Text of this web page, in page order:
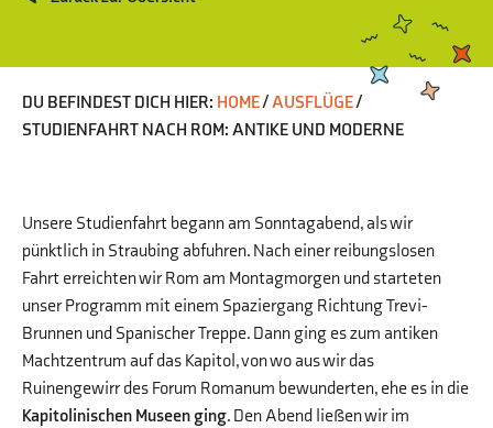
DU BEFINDEST DICH HIER: HOME/AUSFLÜGE/
STUDIENFAHRT NACH ROM: ANTIKE UND MODERNE
Unsere Studienfahrt begann am Sonntagabend, als wir
pünktlich in Straubing abfuhren. Nach einer reibungslosen
Fahrt erreichten wir Rom am Montagmorgen und starteten
unser Programm mit einem Spaziergang Richtung Trevi-
Brunnen und Spanischer Treppe. Dann ging es zum antiken
Machtzentrum auf das Kapitol, von wo aus wir das
Ruinengewirr des Forum Romanum bewunderten, ehe es in die
Kapitolinischen Museen ging. Den Abend ließen wir im